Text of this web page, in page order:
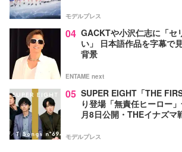
モデルプレス
04 GACKTや小沢仁志に「セ
い」 日本語作品を字幕で
背景
ENTAME next
05 SUPER EIGHT「THE
り登場「無責任ヒーロー
月8日公開・THEイナズマ
モデルプレス